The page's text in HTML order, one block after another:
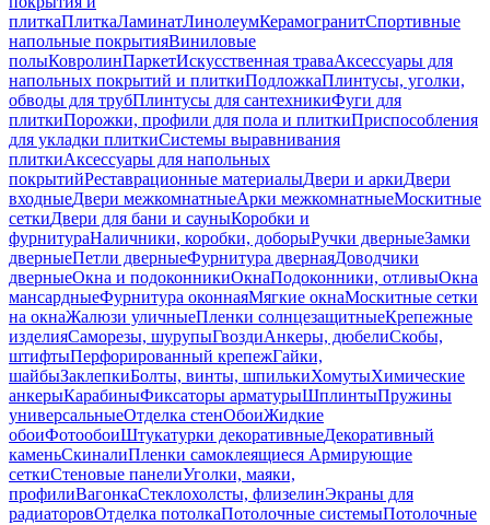
плиткаПлиткаЛаминатЛинолеумКерамогранитСпортивные
напольные покрытияВиниловые
полыКовролинПаркетИскусственная траваАксессуары для
напольных покрытий и плиткиПодложкаПлинтусы, уголки,
обводы для трубПлинтусы для сантехникиФуги для
плиткиПорожки, профили для пола и плиткиПриспособления
для укладки плиткиСистемы выравнивания
плиткиАксессуары для напольных
покрытийРеставрационные материалыДвери и аркиДвери
входныеДвери межкомнатныеАрки межкомнатныеМоскитные
сеткиДвери для бани и сауныКоробки и
фурнитураНаличники, коробки, доборыРучки дверныеЗамки
дверныеПетли дверныеФурнитура двернаяДоводчики
дверныеОкна и подоконникиОкнаПодоконники, отливыОкна
мансардныеФурнитура оконнаяМягкие окнаМоскитные сетки
на окнаЖалюзи уличныеПленки солнцезащитныеКрепежные
изделияСаморезы, шурупыГвоздиАнкеры, дюбелиСкобы,
штифтыПерфорированный крепежГайки,
шайбыЗаклепкиБолты, винты, шпилькиХомутыХимические
анкерыКарабиныФиксаторы арматурыШплинтыПружины
универсальныеОтделка стенОбоиЖидкие
обоиФотообоиШтукатурки декоративныеДекоративный
каменьСкиналиПленки самоклеящиеся Армирующие
сеткиСтеновые панелиУголки, маяки,
профилиВагонкаСтеклохолсты, флизелинЭкраны для
радиаторовОтделка потолкаПотолочные системыПотолочные